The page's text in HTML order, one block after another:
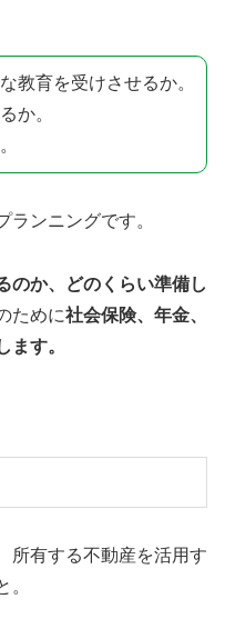
教育を受けさせるか。
か。
ランニングです。
のか、どのくらい準備し
ために社会保険、年金、
ます。
所有する不動産を活用す
。